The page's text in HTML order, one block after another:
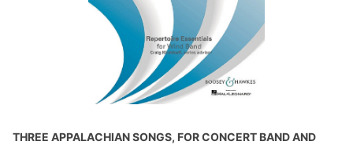
THREE APPALACHIAN SONGS, FOR CONCERT BAND AND